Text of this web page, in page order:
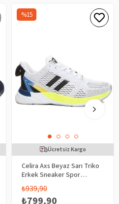
Celira Axs Beyaz Sarı Triko
Erkek Sneaker Spor
Ayakkabı
₺799,90
₺939,90
%15
Ücretsiz Kargo